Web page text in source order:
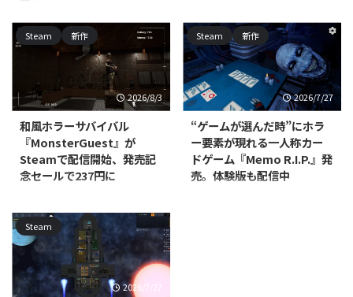
North Point Gamesが開発・パブ
リッシングを手がける
PC（Windows/Mac、Steam）向
けカジュアル・シミュレーション
『Office Aberrations』の体験版
が配信開始されました。本編の発
ており、正式な発売日はまだ発表
されていません。 本作は、無限
にループするオフィスの廊下を舞
台にした、一人称視点の間違い探
を細部まで観察し、通常の光景に
紛れ込んだ"アベレーション（異
常）"を見極めながら、唯一の脱
出方法を探っていきます ...
するPC（Steam）向けカジュア
ルミニゴルフ戦略ゲーム『Miney
Golf』が、2026年7月15日にリリ
ースされました。対応プラットフ
ォームはWindows/Mac/Linux
で、価格は800円です。 本作は、
コースの至る所に地雷を仕掛けて
パッティングを繰り広げるミニゴ
ルフです。物理演算に基づいたボ
ールの動きを利用しつつ、地雷を
使って地形を破壊したり対戦相手
Steam 新作
2026/8/3
和風ホラーサバイバル
『MonsterGuest』が
Steamで配信開始、発売記
念セールで237円に
PC（Steam）向けインディー・
シミュレーションゲーム
『MonsterGuest』が、2026年7月
22日に配信開始されました。あ
わせて発売記念セールも実施され
ており、通常価格395円（税込）
Steam 新作
2026/7/27
“ゲームが選んだ時”にホラ
ー要素が現れる一人称カー
ドゲーム『Memo R.I.P.』発
売。体験版も配信中
Steam
2026/7/27